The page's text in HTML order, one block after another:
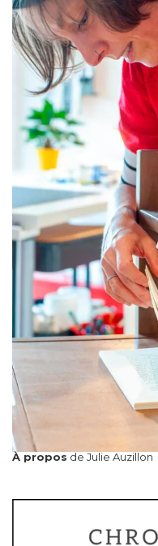
À propos de Julie Auzillon